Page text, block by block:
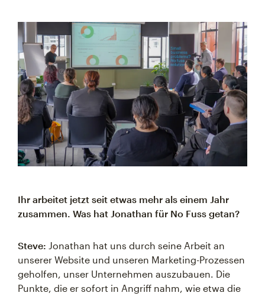
Ihr arbeitet jetzt seit etwas mehr als einem Jahr
zusammen. Was hat Jonathan für No Fuss getan?
Steve: Jonathan hat uns durch seine Arbeit an
unserer Website und unseren Marketing-Prozessen
geholfen, unser Unternehmen auszubauen. Die
Punkte, die er sofort in Angriff nahm, wie etwa die